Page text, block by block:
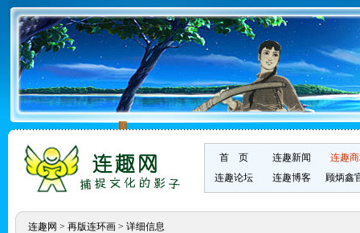
首 页 连趣新闻
连趣
连趣论坛
连趣博客 顾炳鑫
连趣网 > 再版连环画> 详细信息